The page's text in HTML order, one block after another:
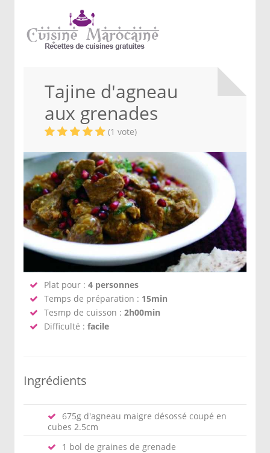
Tajine d'agneau
aux grenades
(1 vote)
Plat pour : 4 personnes
Temps de préparation : 15min
Tesmp de cuisson : 2h00min
Difficulté : facile
Ingrédients
675g d'agneau maigre désossé coupé en
cubes 2.5cm
1 bol de graines de grenade